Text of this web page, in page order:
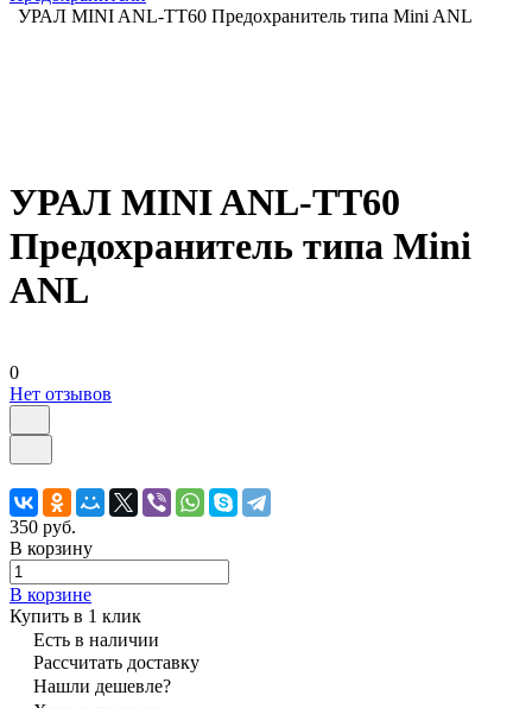
УРАЛ MINI ANL-TT60 Предохранитель типа Mini ANL
УРАЛ MINI ANL-TT60
Предохранитель типа Mini
ANL
0
Нет отзывов
350 руб.
В корзину
В корзине
Купить в 1 клик
Есть в наличии
Рассчитать доставку
Нашли дешевле?